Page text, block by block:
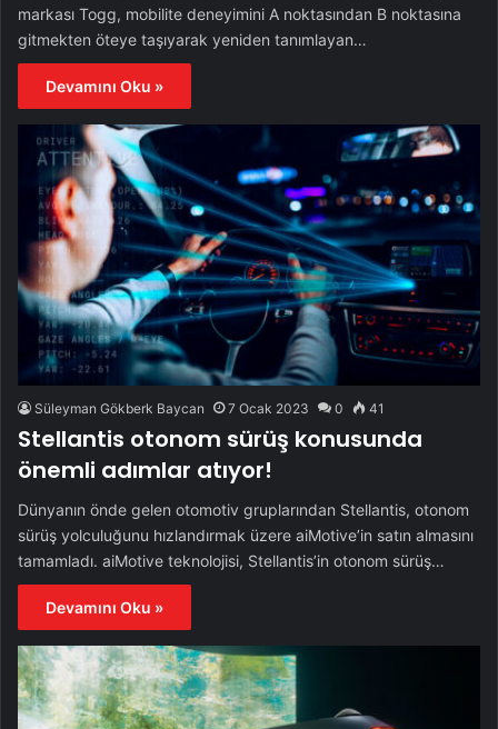
markası Togg, mobilite deneyimini A noktasından B noktasına
gitmekten öteye taşıyarak yeniden tanımlayan…
Devamını Oku »
Süleyman Gökberk Baycan 7 Ocak 2023 0 41
Stellantis otonom sürüş konusunda
önemli adımlar atıyor!
Dünyanın önde gelen otomotiv gruplarından Stellantis, otonom
sürüş yolculuğunu hızlandırmak üzere aiMotive’in satın almasını
tamamladı. aiMotive teknolojisi, Stellantis’in otonom sürüş…
Devamını Oku »